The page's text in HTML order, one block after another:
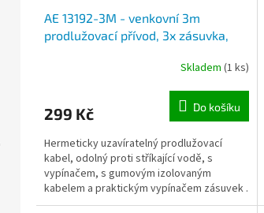
AE 13192-3M - venkovní 3m
prodlužovací přívod, 3x zásuvka,
Skladem (1 ks)
299 Kč Do košíku
Hermeticky uzavíratelný prodlužovací
kabel, odolný proti stříkající vodě, s
vypínačem, s gumovým izolovaným
kabelem a praktickým vypínačem zásuvek .
Použití vnitřní i venkovní.